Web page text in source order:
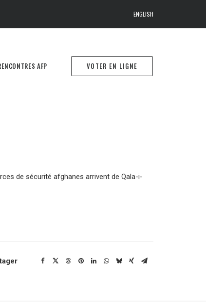
ENGLISH
AFP VOTER EN LIGNE
de sécurité afghanes arrivent de Qala-i-